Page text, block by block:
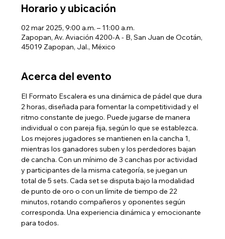
Horario y ubicación
02 mar 2025, 9:00 a.m. – 11:00 a.m.
Zapopan, Av. Aviación 4200-A - B, San Juan de Ocotán,
45019 Zapopan, Jal., México
Acerca del evento
El Formato Escalera es una dinámica de pádel que dura
2 horas, diseñada para fomentar la competitividad y el
ritmo constante de juego. Puede jugarse de manera
individual o con pareja fija, según lo que se establezca.
Los mejores jugadores se mantienen en la cancha 1,
mientras los ganadores suben y los perdedores bajan
de cancha. Con un mínimo de 3 canchas por actividad
y participantes de la misma categoría, se juegan un
total de 5 sets. Cada set se disputa bajo la modalidad
de punto de oro o con un límite de tiempo de 22
minutos, rotando compañeros y oponentes según
corresponda. Una experiencia dinámica y emocionante
para todos.